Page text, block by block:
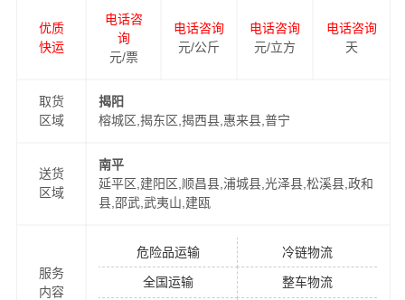
阳到南平的物流运输相关延伸服务，极大的保障了货物的
准时到达和及时派送，缩短了货物在途时间，提高了物流
运输效率。
同时，为了方便广大客户从揭阳物流到南平的不同运输时
效和物流成本要求，万平特推出揭阳到南平物流
揭阳发货到南平的物流效率，以便为新老客户提供更加优
质完善的一站式从揭阳到南平门到门物流运输服务！
优质
快运
电话咨
询
元/票
电话咨询
元/公斤
电话咨询
元/立方
电话咨询
天
取货
区域
揭阳
榕城区,揭东区,揭西县,惠来县,普宁
送货
区域
南平
延平区,建阳区,顺昌县,浦城县,光泽县,松溪县,政和
县,邵武,武夷山,建瓯
服务
内容
危险品运输 冷链物流
全国运输 整车物流